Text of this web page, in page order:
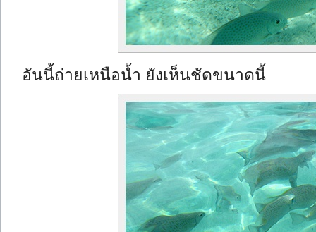
อันนี้ถ่ายเหนือน้ำ ยังเห็นชัดขนาดนี้